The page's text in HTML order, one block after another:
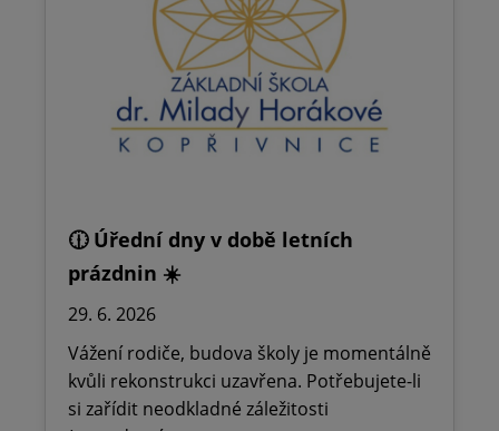
🕧 Úřední dny v době letních
prázdnin ☀️
29. 6. 2026
Vážení rodiče, budova školy je momentálně
kvůli rekonstrukci uzavřena. Potřebujete-li
si zařídit neodkladné záležitosti